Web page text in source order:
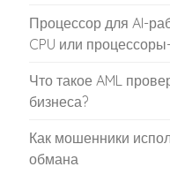
Процессор для AI-
CPU или
Что такое AML
бизнеса?
Как мошенники
обмана